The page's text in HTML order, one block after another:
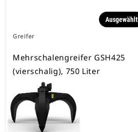
Greifer
Ausgewählt
Mehrschalengreifer GSH425
(vierschalig), 750 Liter